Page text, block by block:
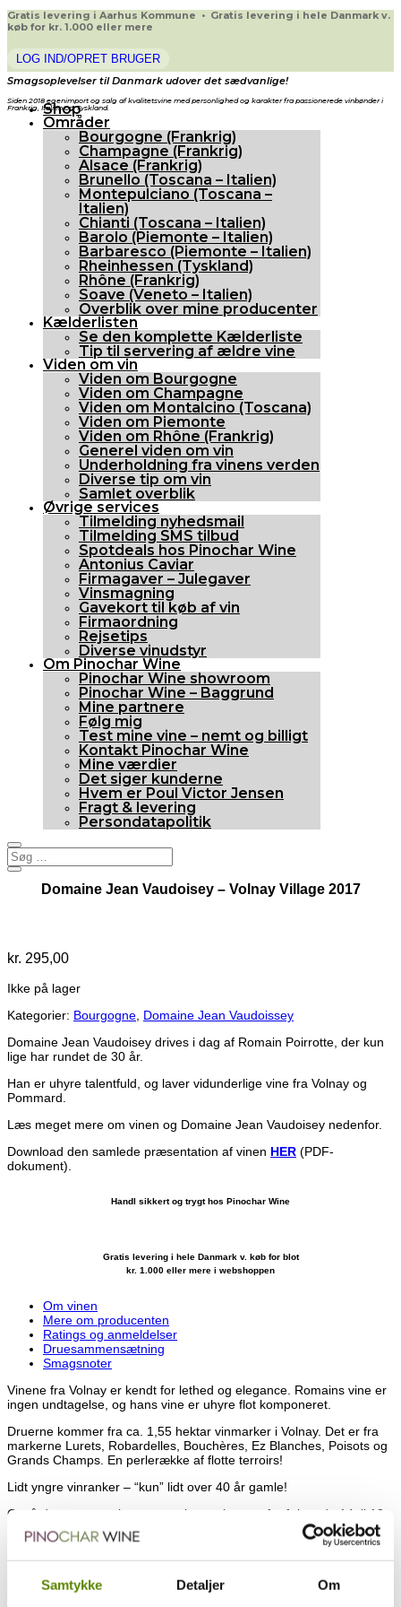
Samtykke Detaljer Om
Gratis levering i Aarhus Kommune • Gratis levering i hele Danmark v.
køb for kr. 1.000 eller mere
LOG IND/OPRET BRUGER
Smagsoplevelser til Danmark udover det sædvanlige!
Siden 2018 egenimport og salg af kvalitetsvine med personlighed og karakter fra passionerede vinbønder i
Frankrig, Italien og Tyskland.
Shop
Områder
Bourgogne (Frankrig)
Champagne (Frankrig)
Alsace (Frankrig)
Brunello (Toscana – Italien)
Montepulciano (Toscana –
Italien)
Chianti (Toscana – Italien)
Barolo (Piemonte – Italien)
Barbaresco (Piemonte – Italien)
Rheinhessen (Tyskland)
Rhône (Frankrig)
Soave (Veneto – Italien)
Overblik over mine producenter
Kælderlisten
Se den komplette Kælderliste
Tip til servering af ældre vine
Viden om vin
Viden om Bourgogne
Viden om Champagne
Viden om Montalcino (Toscana)
Viden om Piemonte
Viden om Rhône (Frankrig)
Generel viden om vin
Underholdning fra vinens verden
Diverse tip om vin
Samlet overblik
Øvrige services
Tilmelding nyhedsmail
Tilmelding SMS tilbud
Spotdeals hos Pinochar Wine
Antonius Caviar
Firmagaver – Julegaver
Vinsmagning
Gavekort til køb af vin
Firmaordning
Rejsetips
Diverse vinudstyr
Om Pinochar Wine
Pinochar Wine showroom
Pinochar Wine – Baggrund
Mine partnere
Følg mig
Test mine vine – nemt og billigt
Kontakt Pinochar Wine
Mine værdier
Det siger kunderne
Hvem er Poul Victor Jensen
Fragt & levering
Persondatapolitik
Domaine Jean Vaudoisey – Volnay Village 2017
kr. 295,00
Ikke på lager
Kategorier: Bourgogne Domaine Jean Vaudoissey
Domaine Jean Vaudoisey drives i dag af Romain Poirrotte, der kun
lige har rundet de 30 år.
Han er uhyre talentfuld, og laver vidunderlige vine fra Volnay og
Pommard.
Læs meget mere om vinen og Domaine Jean Vaudoisey nedenfor.
Download den samlede præsentation af vinen HER (PDF-
dokument).
Handl sikkert og trygt hos Pinochar Wine
Gratis levering i hele Danmark v. køb for blot
kr. 1.000 eller mere i webshoppen
Om vinen
Mere om producenten
Ratings og anmeldelser
Druesammensætning
Smagsnoter
Vinene fra Volnay er kendt for lethed og elegance. Romains vine er
ingen undtagelse, og hans vine er uhyre flot komponeret.
Druerne kommer fra ca. 1,55 hektar vinmarker i Volnay. Det er fra
markerne Lurets, Robardelles, Bouchères, Ez Blanches, Poisots og
Grands Champs. En perlerække af flotte terroirs!
Lidt yngre vinranker – “kun” lidt over 40 år gamle!
Også denne gærer i cementtanke, og lagrer efterfølgende 14 til 18
måneder i egetræsfade. Ca. 20 – 25% nye fade hvert år.
Det drives i dag af Romain Poirrotte, der overtog det efter hans